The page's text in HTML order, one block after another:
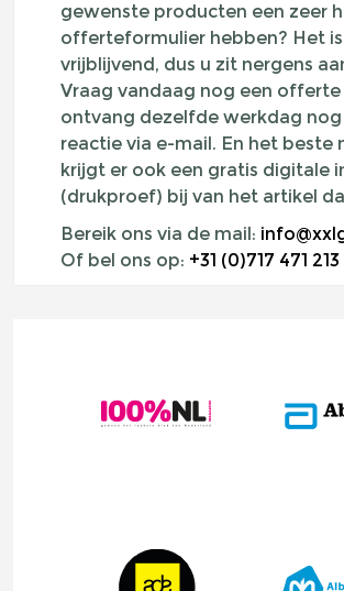
gewenste producten een zeer
offerteformulier hebben? Het
vrijblijvend, dus u zit nergens
Vraag vandaag nog een offerte
ontvang dezelfde werkdag nog
reactie via e-mail. En het beste
krijgt er ook een gratis digitale
(drukproef) bij van het artikel
Bereik ons via de mail:
Of bel ons op: +31 (0)717 471 213